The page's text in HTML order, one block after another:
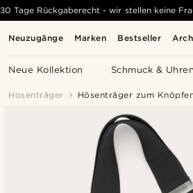
Neuzugänge Marken Bestseller
Neue Kollektion Schmuck & Uhren
30 Tage Rückgaberecht - wir stellen keine
Hosenträger Hösenträger zum